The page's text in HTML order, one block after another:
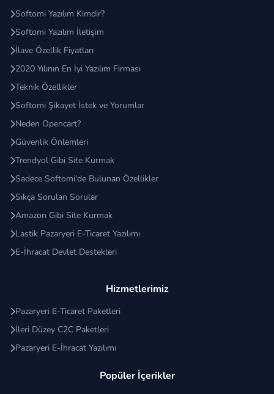
Softomi Yazılım Kimdir?
Softomi Yazılım İletişim
İlave Özellik Fiyatları
2020 Yılının En İyi Yazılım Firması
Teknik Özellikler
Softomi Şikayet İstek ve Yorumlar
Neden Opencart?
Güvenlik Önlemleri
Trendyol Gibi Site Kurmak
Sadece Softomi'de Bulunan Özellikler
Sıkça Sorulan Sorular
Amazon Gibi Site Kurmak
Lastik Pazaryeri E-Ticaret Yazılımı
E-İhracat Devlet Destekleri
Hizmetlerimiz
Pazaryeri E-Ticaret Paketleri
İleri Düzey C2C Paketleri
Pazaryeri E-İhracat Yazılımı
Popüler İçerikler